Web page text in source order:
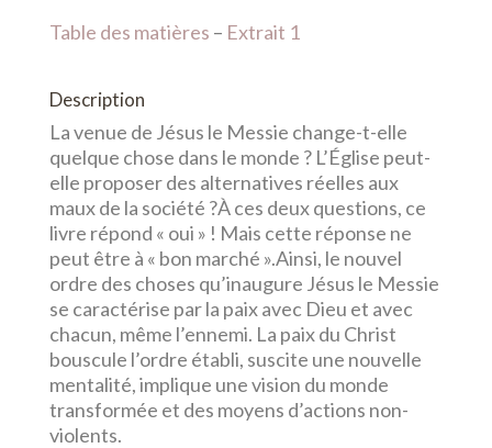
Table des matières – Extrait 1
Description
La venue de Jésus le Messie change-t-elle
quelque chose dans le monde ? L’Église peut-
elle proposer des alternatives réelles aux
maux de la société ?À ces deux questions, ce
livre répond « oui » ! Mais cette réponse ne
peut être à « bon marché ».Ainsi, le nouvel
ordre des choses qu’inaugure Jésus le Messie
se caractérise par la paix avec Dieu et avec
chacun, même l’ennemi. La paix du Christ
bouscule l’ordre établi, suscite une nouvelle
mentalité, implique une vision du monde
transformée et des moyens d’actions non-
violents.